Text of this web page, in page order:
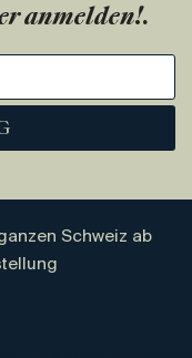
anmelden!.
Schweiz ab